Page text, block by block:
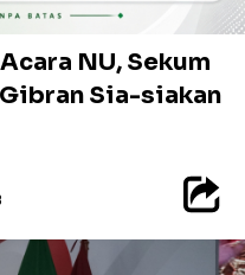
NU, Sekum
Sia-siakan